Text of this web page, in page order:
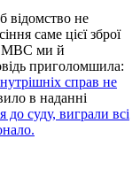
відомство не
саме цієї зброї
МВС ми й
приголомшила:
справ не
в наданні
до суду, виграли всі